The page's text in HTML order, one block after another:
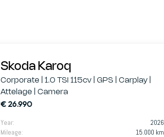
Skoda Karoq
Corporate | 1.0 TSI 115cv | GPS | Carplay |
Attelage | Camera
€ 26.990
Year:
2026
Mileage:
15.000 km